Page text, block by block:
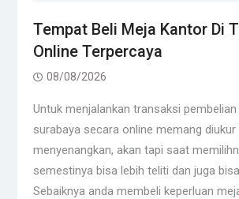
Tempat Beli Meja Kantor Di
Online Terpercaya
08/08/2026
Untuk menjalankan transaksi
surabaya secara online memang
menyenangkan, akan tapi saat
semestinya bisa lebih teliti dan juga
Sebaiknya anda membeli keperluan